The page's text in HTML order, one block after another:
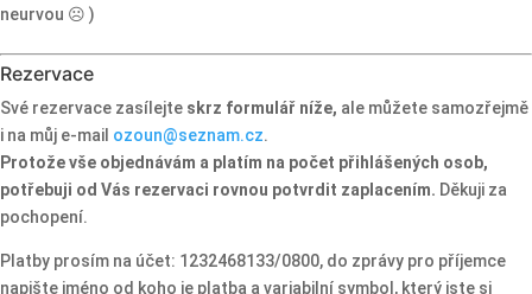
neurvou ☹ )
Rezervace
Své rezervace zasílejte skrz formulář níže, ale můžete samozřejmě
i na můj e-mail ozoun@seznam.cz.
Protože vše objednávám a platím na počet přihlášených osob,
potřebuji od Vás rezervaci rovnou potvrdit zaplacením. Děkuji za
pochopení.
Platby prosím na účet: 1232468133/0800, do zprávy pro příjemce
napište jméno od koho je platba a variabilní symbol, který jste si